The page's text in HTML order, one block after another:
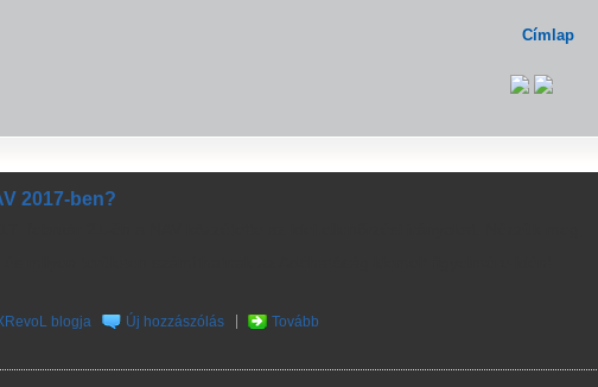
Címlap
2017-ben?
blogja Új hozzászólás Tovább